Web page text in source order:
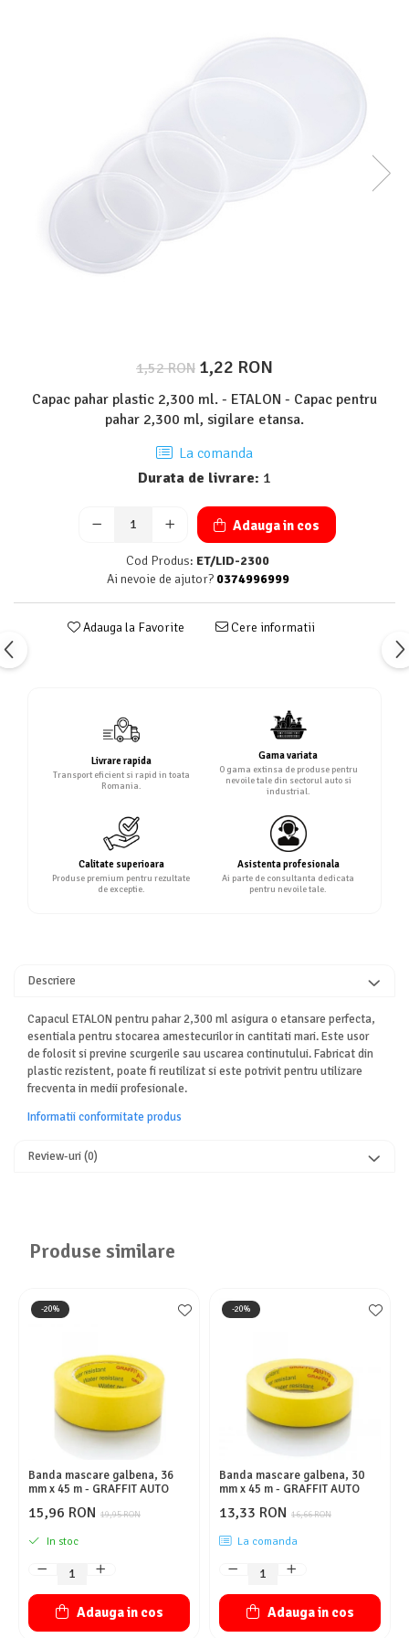
1,52 RON 1,22 RON
Capac pahar plastic 2,300 ml. - ETALON - Capac pentru
pahar 2,300 ml, sigilare etansa.
La comanda
Durata de livrare: 1
Adauga in cos
Cod Produs: ET/LID-2300
Ai nevoie de ajutor? 0374996999
Adauga la Favorite Cere informatii
Livrare rapida
Transport eficient si rapid in toata
Romania.
Gama variata
O gama extinsa de produse pentru
nevoile tale din sectorul auto si
industrial.
Calitate superioara
Produse premium pentru rezultate
de exceptie.
Asistenta profesionala
Ai parte de consultanta dedicata
pentru nevoile tale.
Descriere
Capacul ETALON pentru pahar 2,300 ml asigura o etansare perfecta,
esentiala pentru stocarea amestecurilor in cantitati mari. Este usor
de folosit si previne scurgerile sau uscarea continutului. Fabricat din
plastic rezistent, poate fi reutilizat si este potrivit pentru utilizare
frecventa in medii profesionale.
Informatii conformitate produs
Review-uri(0)
Produse similare
-20%
Banda mascare galbena, 36
mm x 45 m - GRAFFIT AUTO
19,95 RON
15,96 RON
In stoc
Adauga in cos
-20%
Banda mascare galbena, 30
mm x 45 m - GRAFFIT AUTO
16,66 RON
13,33 RON
La comanda
Adauga in cos